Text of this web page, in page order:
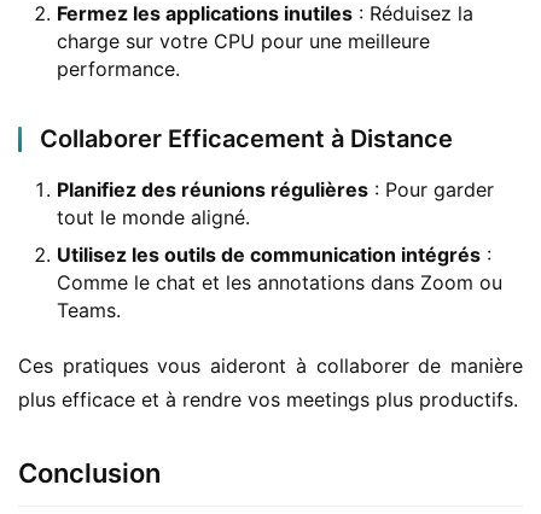
Fermez les applications inutiles : Réduisez la
charge sur votre CPU pour une meilleure
performance.
Collaborer Efficacement à Distance
Planifiez des réunions régulières : Pour garder
tout le monde aligné.
Utilisez les outils de communication intégrés :
Comme le chat et les annotations dans Zoom ou
Teams.
Ces pratiques vous aideront à collaborer de manière
plus efficace et à rendre vos meetings plus productifs.
Conclusion